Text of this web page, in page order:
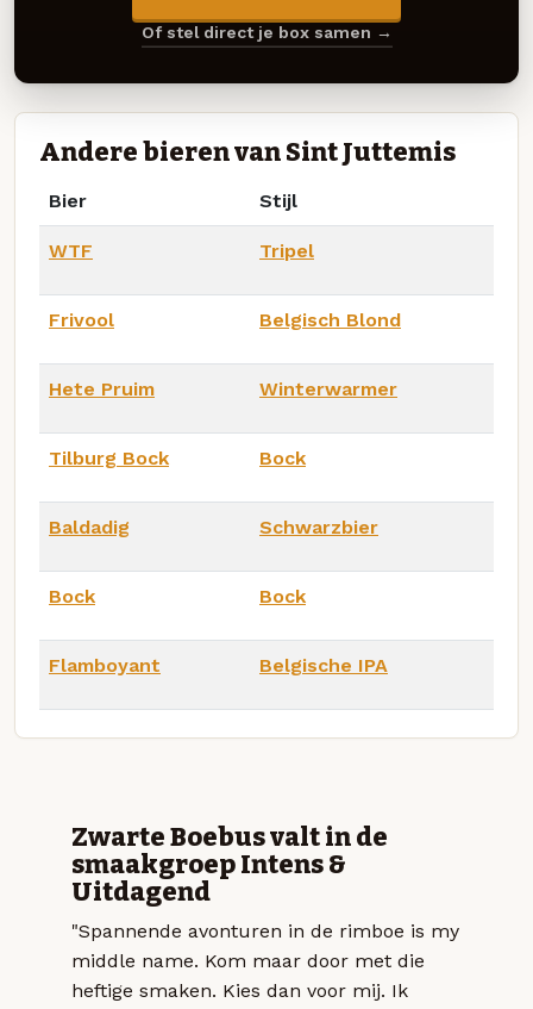
Of stel direct je box samen →
Andere bieren van Sint Juttemis
Bier Stijl
WTF Tripel
Frivool Belgisch Blond
Hete Pruim Winterwarmer
Tilburg Bock Bock
Baldadig Schwarzbier
Bock Bock
Flamboyant Belgische IPA
Zwarte Boebus valt in de
smaakgroep Intens &
Uitdagend
"Spannende avonturen in de rimboe is my
middle name. Kom maar door met die
heftige smaken. Kies dan voor mij. Ik